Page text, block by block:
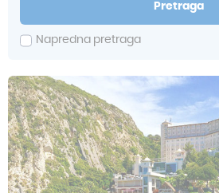
Pretraga
Napredna pretraga